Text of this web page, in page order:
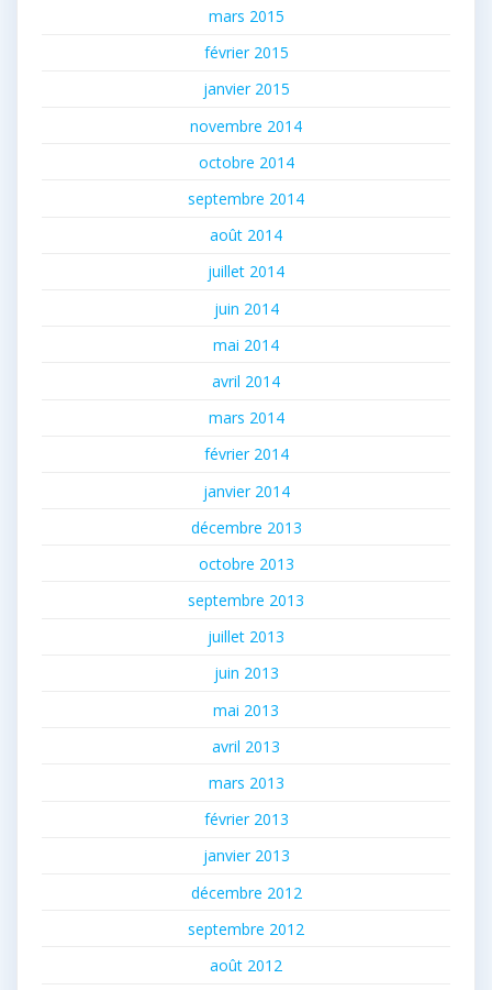
mars 2015
février 2015
janvier 2015
novembre 2014
octobre 2014
septembre 2014
août 2014
juillet 2014
juin 2014
mai 2014
avril 2014
mars 2014
février 2014
janvier 2014
décembre 2013
octobre 2013
septembre 2013
juillet 2013
juin 2013
mai 2013
avril 2013
mars 2013
février 2013
janvier 2013
décembre 2012
septembre 2012
août 2012